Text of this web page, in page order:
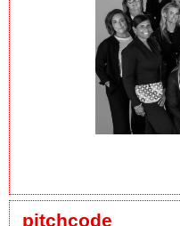
pitchcode